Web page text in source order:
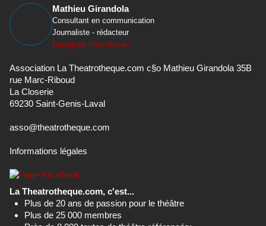
Mathieu Girandola
Consultant en communication
Journaliste - rédacteur
Rejoignez mon réseau
Association La Theatrotheque.com c§o Mathieu Girandola 35B
rue Marc-Riboud
La Closerie
69230 Saint-Genis-Laval
asso@theatrotheque.com
Informations légales
La Theatrotheque.com, c'est...
Plus de 20 ans de passion pour le théâtre
Plus de 25 000 membres